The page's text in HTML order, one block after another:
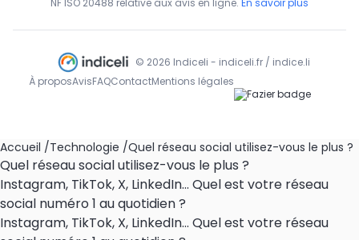
NF ISO 20488 relative aux avis en ligne. En savoir plus
© 2026 Indiceli - indiceli.fr / indice.li
À proposAvisFAQContactMentions légales
Accueil /Technologie /Quel réseau social utilisez-vous le plus ?
Quel réseau social utilisez-vous le plus ?
Instagram, TikTok, X, LinkedIn... Quel est votre réseau
social numéro 1 au quotidien ?
Instagram, TikTok, X, LinkedIn... Quel est votre réseau